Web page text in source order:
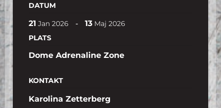
DATUM
21 Jan 2026 - 13 Maj 2026
PLATS
Dome Adrenaline Zone
KONTAKT
Karolina Zetterberg